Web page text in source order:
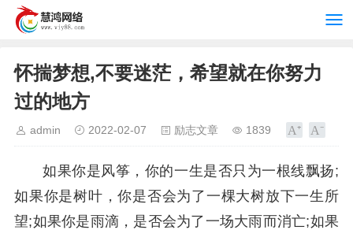
怀揣梦想,不要迷茫，希望就在你努力
过的地方
admin 2022-02-07 励志文章 1839
如果你是风筝，你的一生是否只为一根线飘扬;
如果你是树叶，你是否会为了一棵大树放下一生所
望;如果你是雨滴，是否会为了一场大雨而消亡;如果